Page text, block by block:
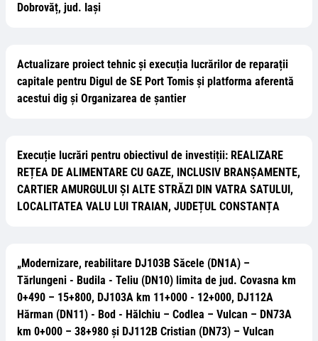
Dobrovăț, jud. Iași
Actualizare proiect tehnic și execuția lucrărilor de reparații
capitale pentru Digul de SE Port Tomis și platforma aferentă
acestui dig și Organizarea de șantier
Execuție lucrări pentru obiectivul de investiții: REALIZARE
REȚEA DE ALIMENTARE CU GAZE, INCLUSIV BRANȘAMENTE,
CARTIER AMURGULUI ȘI ALTE STRĂZI DIN VATRA SATULUI,
LOCALITATEA VALU LUI TRAIAN, JUDEȚUL CONSTANȚA
„Modernizare, reabilitare DJ103B Săcele (DN1A) –
Tărlungeni - Budila - Teliu (DN10) limita de jud. Covasna km
0+490 – 15+800, DJ103A km 11+000 - 12+000, DJ112A
Hărman (DN11) - Bod - Hălchiu – Codlea – Vulcan – DN73A
km 0+000 – 38+980 și DJ112B Cristian (DN73) – Vulcan